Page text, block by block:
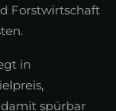
Forstwirtschaft
in
spürbar